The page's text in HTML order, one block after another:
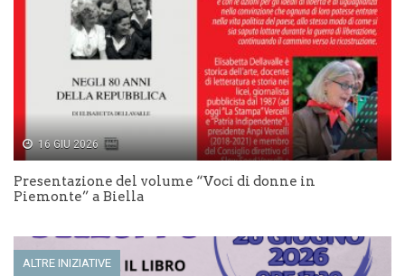
16 GIU 2026
Presentazione del volume “Voci di donne in
Piemonte” a Biella
ALTRE INIZIATIVE